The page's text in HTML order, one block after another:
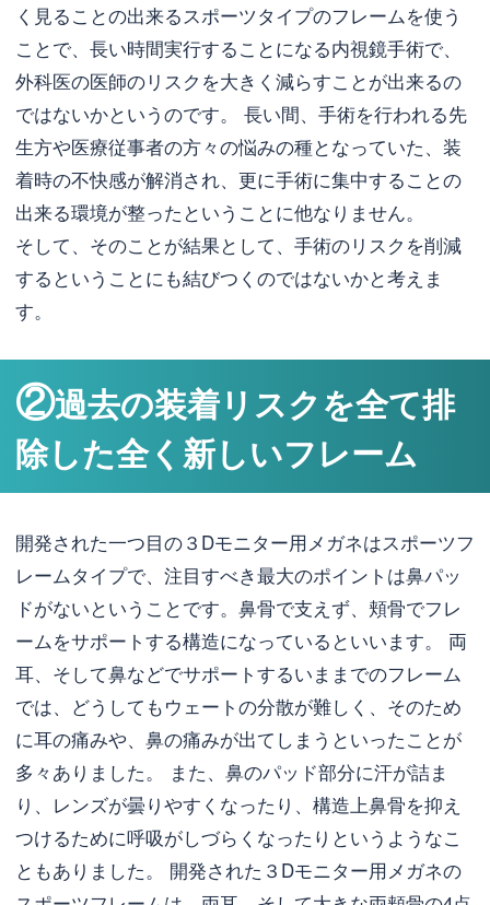
く見ることの出来るスポーツタイプのフレームを使う
ことで、長い時間実行することになる内視鏡手術で、
外科医の医師のリスクを大きく減らすことが出来るの
ではないかというのです。 長い間、手術を行われる先
生方や医療従事者の方々の悩みの種となっていた、装
着時の不快感が解消され、更に手術に集中することの
出来る環境が整ったということに他なりません。
そして、そのことが結果として、手術のリスクを削減
するということにも結びつくのではないかと考えま
す。
②過去の装着リスクを全て排
除した全く新しいフレーム
開発された一つ目の３Dモニター用メガネはスポーツフ
レームタイプで、注目すべき最大のポイントは鼻パッ
ドがないということです。鼻骨で支えず、頬骨でフレ
ームをサポートする構造になっているといいます。 両
耳、そして鼻などでサポートするいままでのフレーム
では、どうしてもウェートの分散が難しく、そのため
に耳の痛みや、鼻の痛みが出てしまうといったことが
多々ありました。 また、鼻のパッド部分に汗が詰ま
り、レンズが曇りやすくなったり、構造上鼻骨を抑え
つけるために呼吸がしづらくなったりというようなこ
ともありました。 開発された３Dモニター用メガネの